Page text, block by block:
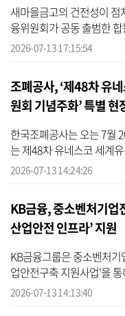
새마을금고의 건전성이
융위원회가 공동 출범한
말까지 연장하는 방안을 검
2026-07-13 17:15:54
조폐공사, ‘제48차 유
원회 기념주화’ 특별 현
한국조폐공사는 오는 7월
는 제48차 유네스코 세계
판매한다고 밝혔다. 한국
2026-07-13 14:24:26
KB금융, 중소벤처기업
산업안전 인프라’ 지원
KB금융그룹은 중소벤처
업안전구축 지원사업'을
원하고 있다고 13일 밝혔
2026-07-13 14:13:40